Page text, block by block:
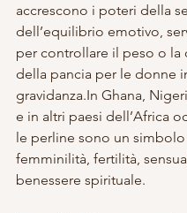
accrescono i poteri della
dell’equilibrio emotivo,
per controllare il peso o la
della pancia per le donne
gravidanza.In Ghana,
e in altri paesi dell’Africa
le perline sono un
femminilità, fertilità,
benessere spirituale.